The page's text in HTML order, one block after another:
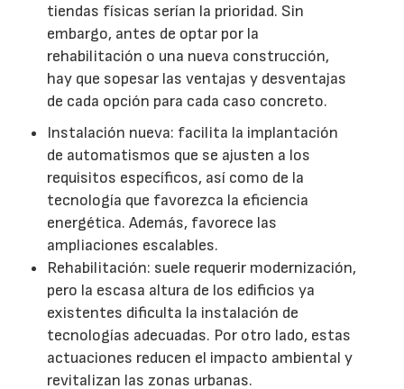
tiendas físicas serían la prioridad. Sin
embargo, antes de optar por la
rehabilitación o una nueva construcción,
hay que sopesar las ventajas y desventajas
de cada opción para cada caso concreto.
Instalación nueva: facilita la implantación
de automatismos que se ajusten a los
requisitos específicos, así como de la
tecnología que favorezca la eficiencia
energética. Además, favorece las
ampliaciones escalables.
Rehabilitación: suele requerir modernización,
pero la escasa altura de los edificios ya
existentes dificulta la instalación de
tecnologías adecuadas. Por otro lado, estas
actuaciones reducen el impacto ambiental y
revitalizan las zonas urbanas.